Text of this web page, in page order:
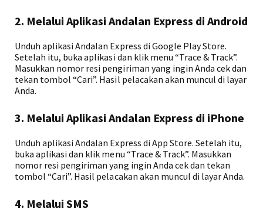
2. Melalui Aplikasi Andalan Express di Android
Unduh aplikasi Andalan Express di Google Play Store.
Setelah itu, buka aplikasi dan klik menu “Trace & Track”.
Masukkan nomor resi pengiriman yang ingin Anda cek dan
tekan tombol “Cari”. Hasil pelacakan akan muncul di layar
Anda.
3. Melalui Aplikasi Andalan Express di iPhone
Unduh aplikasi Andalan Express di App Store. Setelah itu,
buka aplikasi dan klik menu “Trace & Track”. Masukkan
nomor resi pengiriman yang ingin Anda cek dan tekan
tombol “Cari”. Hasil pelacakan akan muncul di layar Anda.
4. Melalui SMS